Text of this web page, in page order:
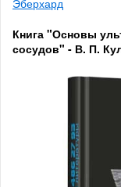
Книга "Основы
сосудов" - В. П.